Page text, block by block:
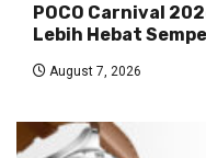
POCO Carnival
Lebih Hebat
August 7, 2026